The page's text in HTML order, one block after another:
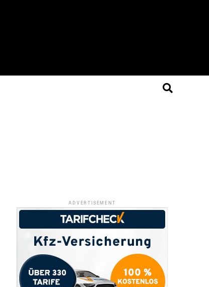
ADVERTISEMENT